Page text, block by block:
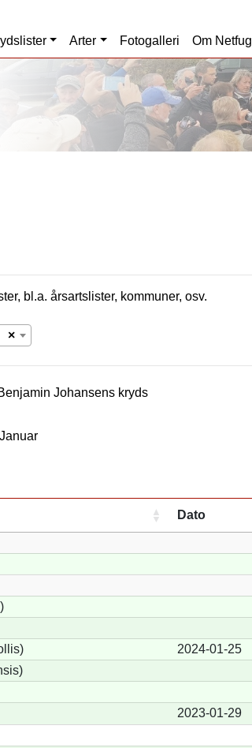
Arter Fotogalleri Om Netfugl
bl.a. årsartslister, kommuner, osv.
×
Johansens kryds
Dato
2024-01-25
2023-01-29